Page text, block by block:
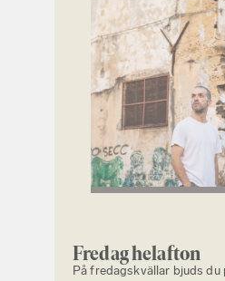
Fredag helafton
På fredagskvällar bjuds